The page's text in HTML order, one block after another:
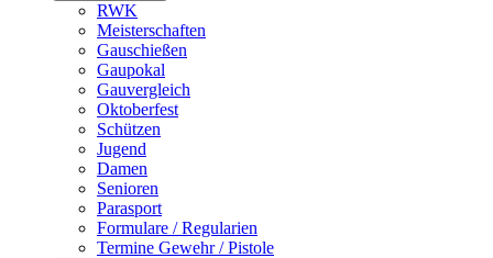
RWK
Meisterschaften
Gauschießen
Gaupokal
Gauvergleich
Oktoberfest
Schützen
Jugend
Damen
Senioren
Parasport
Formulare / Regularien
Termine Gewehr / Pistole